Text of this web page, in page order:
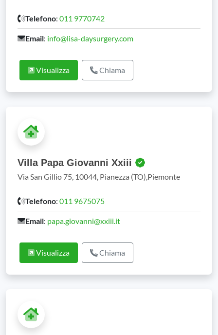
Telefono: 011 9770742
Email: info@lisa-daysurgery.com
Visualizza Chiama
Villa Papa Giovanni Xxiii
Via San Gillio 75, 10044, Pianezza (TO),Piemonte
Telefono: 011 9675075
Email: papa.giovanni@xxiii.it
Visualizza Chiama